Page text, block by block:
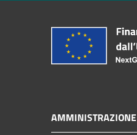
AMMINISTRAZIONE